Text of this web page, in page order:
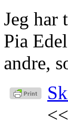
Jeg har
Pia
andre,
<<